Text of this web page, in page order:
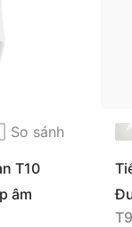
So sánh
T10
âm